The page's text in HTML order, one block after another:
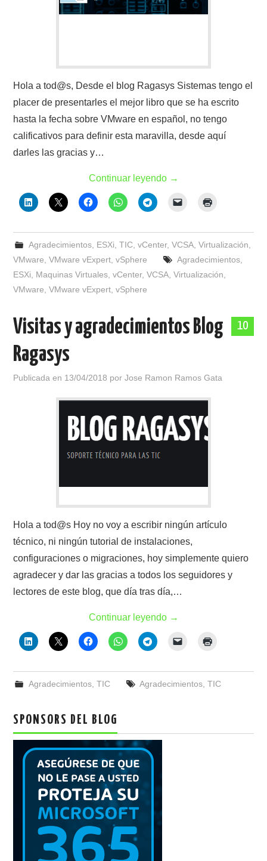
Hola a tod@s, Desde el blog Ragasys Sistemas tengo el
placer de presentarles el mejor libro que se ha escrito
hasta la fecha sobre VMware en español, no tengo
calificativos para definir esta maravilla, desde aquí
darles las gracias y…
Continuar leyendo →
Agradecimientos, ESXi TIC, vCenter, VCSA, Virtualización
VMware ,VMware vExpert ,vSphere Agradecimientos,
ESXi
Maquinas Virtuales ,vCenter,VCSA ,Virtualización
VMware ,VMware vExpert ,vSphere
10
Visitas y agradecimientos Blog
Ragasys
Publicada en 13/04/2018 porJose Ramon Ramos Gata
Hola a tod@s Hoy no voy a escribir ningún artículo
técnico, ni ningún tutorial de instalaciones,
configuraciones o migraciones, hoy simplemente quiero
agradecer y dar las gracias a todos los seguidores y
lectores de este blog, que día tras día,…
Continuar leyendo →
Agradecimientos, TIC Agradecimientos, TIC
SPONSORS DEL BLOG